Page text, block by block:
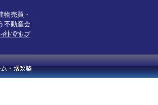
物売買・
不動産会
社です。
トマップ